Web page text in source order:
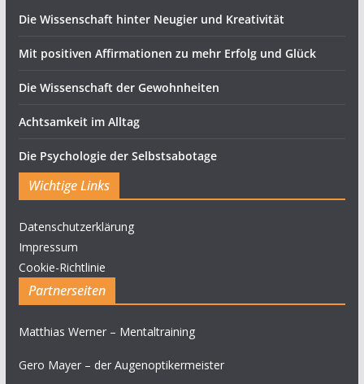
Die Wissenschaft hinter Neugier und Kreativität
Mit positiven Affirmationen zu mehr Erfolg und Glück
Die Wissenschaft der Gewohnheiten
Achtsamkeit im Alltag
Die Psychologie der Selbstsabotage
Wichtige Links
Datenschutzerklärung
Impressum
Cookie-Richtlinie
Partnerseiten
Matthias Werner – Mentaltraining
Gero Mayer – der Augenoptikermeister